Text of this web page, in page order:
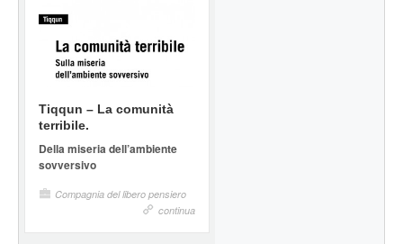
Tiqqun – La comunità
terribile.
Della miseria dell’ambiente
sovversivo
Compagnia del libero pensiero
continua